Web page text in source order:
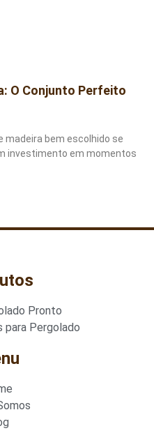
O Conjunto Perfeito
madeira bem escolhido se
investimento em momentos
Pronto
para Pergolado